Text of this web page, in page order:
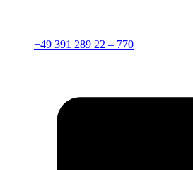
+49 391 289 22 – 770